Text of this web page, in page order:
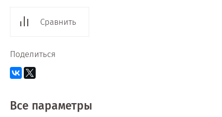
Сравнить
Поделиться
Все параметры